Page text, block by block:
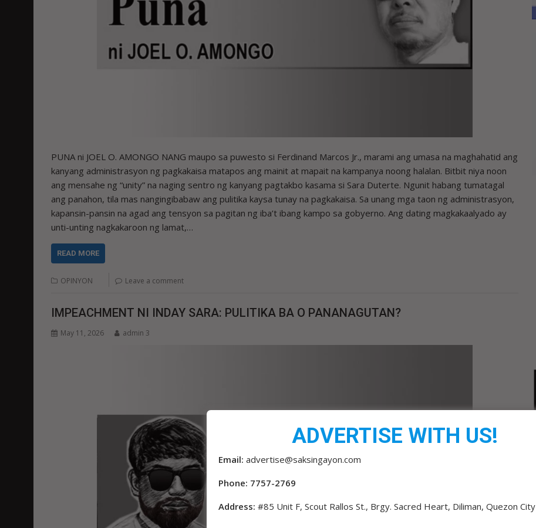
PUNA ni JOEL O. AMONGO NANG maupo sa puwesto si Ferdinand Marcos Jr., marami ang umasa na maghahatid ang
kanyang administrasyon ng pagkakaisa matapos ang mainit at mapait na kampanya noong halalan. Bitbit niya noon
ang mensahe ng “unity” na naging sentro ng kanyang pagtakbo kasama si Sara Duterte. Ngunit habang tumatagal
ang panahon, tila mas nangingibabaw ang pulitika kaysa tunay na pagkakaisa. Sa unang mga taon ng administrasyon,
kapansin-pansin na agad ang tensyon sa pagitan ng iba’t ibang kampo sa gobyerno. Ang dating magkakaalyado ay
unti-unting nagkakaroon ng lamat,…
READ MORE
OPINYON Leave a comment
IMPEACHMENT NI INDAY SARA: PULITIKA BA O PANANAGUTAN?
May 11, 2026 admin 3
ADVERTISE WITH US!
Email: advertise@saksingayon.com
Phone: 7757-2769
Address: #85 Unit F, Scout Rallos St., Brgy. Sacred Heart, Diliman, Quezon City